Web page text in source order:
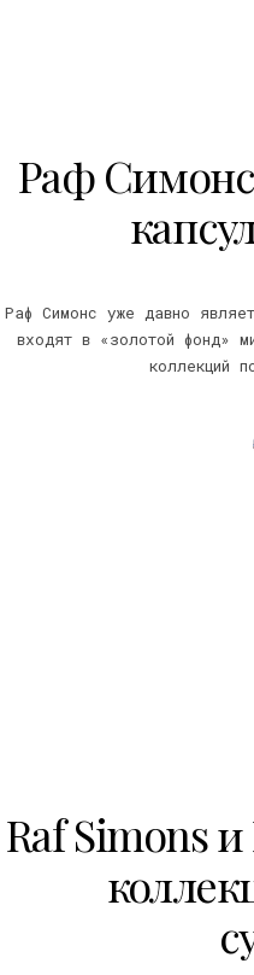
Раф
Раф Симонс уже давно
входят в «золотой фонд»
коллекций
Raf Simons